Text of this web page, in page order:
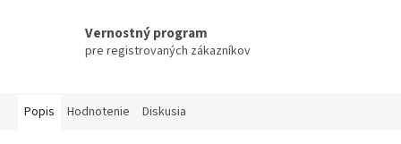
Vernostný program
pre registrovaných zákazníkov
Popis Hodnotenie Diskusia